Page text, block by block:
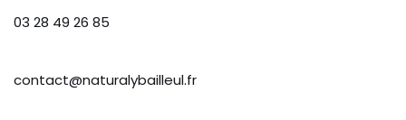
03 28 49 26 85
contact@naturalybailleul.fr